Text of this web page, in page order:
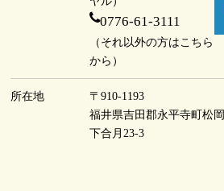
0776-61-3111
（それ以外の方はこちら
から）
所在地
〒910-1193
福井県吉田郡永平寺町松岡
下合月23-3